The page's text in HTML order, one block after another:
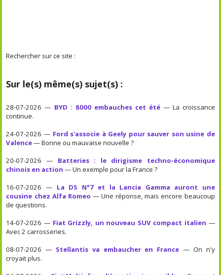
Rechercher sur ce site :
Sur le(s) même(s) sujet(s) :
28-07-2026 — BYD : 8000 embauches cet été— La croissance
continue.
24-07-2026 — Ford s'associe à Geely pour sauver son usine de
Valence— Bonne ou mauvaise nouvelle ?
20-07-2026 — Batteries : le dirigisme techno-économique
chinois en action — Un exemple pour la France ?
16-07-2026 — La DS N°7 et la Lancia Gamma auront une
cousine chez Alfa Romeo — Une réponse, mais encore beaucoup
de questions.
14-07-2026 — Fiat Grizzly, un nouveau SUV compact italien —
Avec 2 carrosseries.
08-07-2026 — Stellantis va embaucher en France — On n'y
croyait plus.